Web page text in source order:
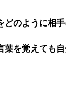
どのように相
葉を覚えても